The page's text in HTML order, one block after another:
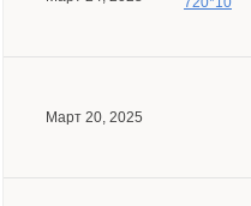
Март 20, 2025